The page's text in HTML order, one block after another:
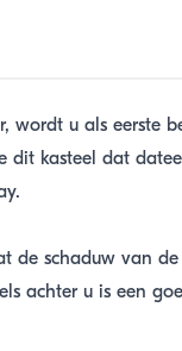
wordt u als eerste
dit kasteel dat
de schaduw van
achter u is een